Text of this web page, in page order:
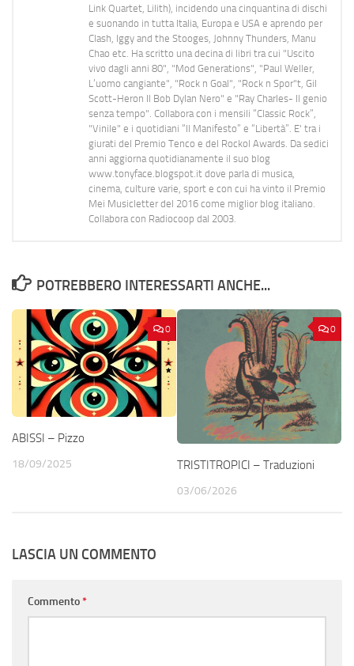
Link Quartet, Lilith), incidendo una cinquantina di dischi
e suonando in tutta Italia, Europa e USA e aprendo per
Clash, Iggy and the Stooges, Johnny Thunders, Manu
Chao etc. Ha scritto una decina di libri tra cui "Uscito
vivo dagli anni 80", "Mod Generations", "Paul Weller,
L’uomo cangiante", "Rock n Goal", "Rock n Spor"t, Gil
Scott-Heron Il Bob Dylan Nero" e "Ray Charles- Il genio
senza tempo". Collabora con i mensili “Classic Rock”,
"Vinile" e i quotidiani “Il Manifesto” e “Libertà”. E' tra i
giurati del Premio Tenco e del Rockol Awards. Da sedici
anni aggiorna quotidianamente il suo blog
www.tonyface.blogspot.it dove parla di musica,
cinema, culture varie, sport e con cui ha vinto il Premio
Mei Musicletter del 2016 come miglior blog italiano.
Collabora con Radiocoop dal 2003.
POTREBBERO INTERESSARTI ANCHE...
0
ABISSI – Pizzo
18/09/2025
0
TRISTITROPICI – Traduzioni
03/06/2026
LASCIA UN COMMENTO
Commento*